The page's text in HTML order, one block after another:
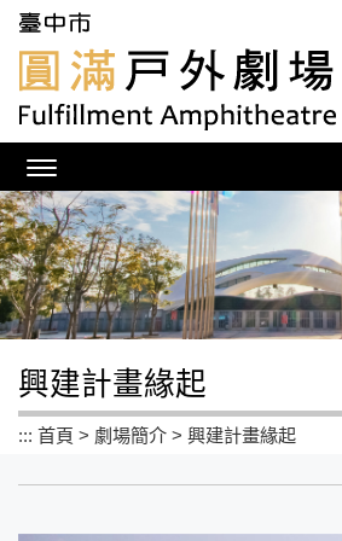
容
塊
興建計畫緣起
::: 首頁 > 劇場簡介 > 興建計畫緣起